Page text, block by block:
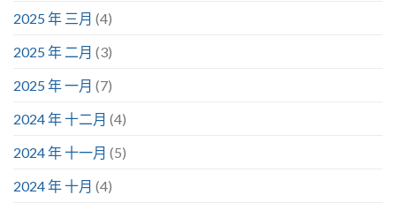
2025 年 三月 (4)
2025 年 二月 (3)
2025 年 一月 (7)
2024 年 十二月 (4)
2024 年 十一月 (5)
2024 年 十月 (4)